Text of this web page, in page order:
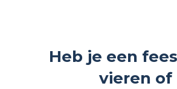
Heb je een
vieren of